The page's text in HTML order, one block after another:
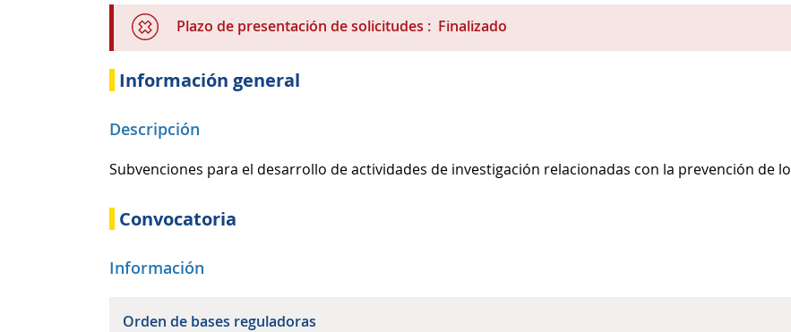
Plazo de presentación de solicitudes Finalizado
Información general
Descripción
Subvenciones para el desarrollo de actividades de investigación relacionadas con la prevención de
Convocatoria
Información
Orden de bases reguladoras